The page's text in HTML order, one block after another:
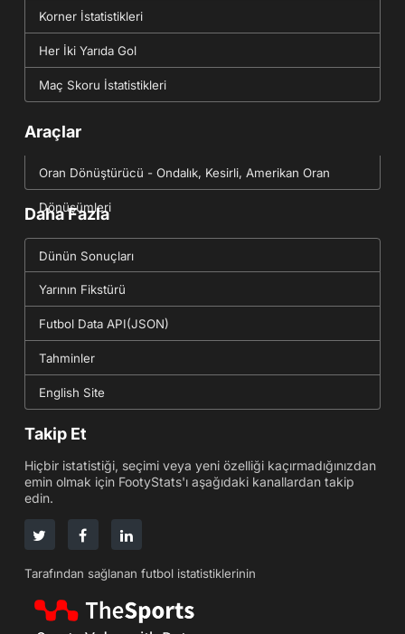
Korner İstatistikleri
Her İki Yarıda Gol
Maç Skoru İstatistikleri
Araçlar
Oran Dönüştürücü - Ondalık, Kesirli, Amerikan Oran
Dönüşümleri
Daha Fazla
Dünün Sonuçları
Yarının Fikstürü
Futbol Data API(JSON)
Tahminler
English Site
Takip Et
Hiçbir istatistiği, seçimi veya yeni özelliği kaçırmadığınızdan
emin olmak için FootyStats'ı aşağıdaki kanallardan takip
edin.
Tarafından sağlanan futbol istatistiklerinin